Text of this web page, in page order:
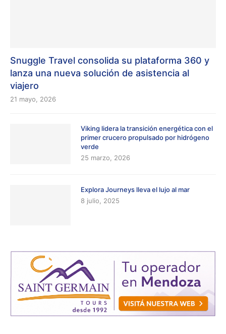
Snuggle Travel consolida su plataforma 360 y
lanza una nueva solución de asistencia al
viajero
21 mayo, 2026
Viking lidera la transición energética con el
primer crucero propulsado por hidrógeno
verde
25 marzo, 2026
Explora Journeys lleva el lujo al mar
8 julio, 2025